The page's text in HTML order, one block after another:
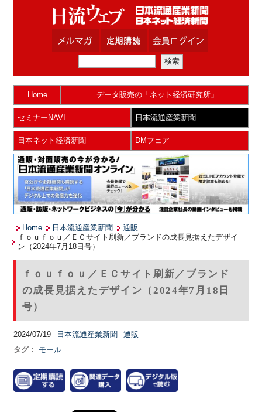
Home データ販売の「ネット経済研究所」
セミナーNAVI 日本流通産業新聞
日本ネット経済新聞 DMフェア
Home 日本流通産業新聞
通販
ｆｏｕｆｏｕ／ＥＣサイト刷新／ブランドの成長見据えたデザイ
ン（2024年7月18日号）
ｆｏｕｆｏｕ／ＥＣサイト刷新／ブランド
の成長見据えたデザイン（2024年7月18日
号）
2024/07/19 日本流通産業新聞
通販
タグ：
モール